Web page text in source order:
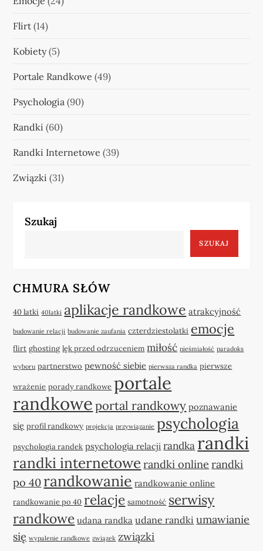
Flirt (14)
Kobiety(5)
Portale Randkowe (49)
Psychologia (90)
Randki (60)
Randki Internetowe (39)
Związki (31)
Szukaj
SZUKAJ
CHMURA SŁÓW
40 latki 40latki aplikacje randkowe atrakcyjność
budowanie relacji budowanie zaufania czterdziestolatki emocje
flirt ghosting lęk przed odrzuceniem miłość nieśmiałość paradoks
wyboru partnerstwo pewność siebie pierwsza randka pierwsze
wrażenie porady randkowe portale
randkowe portal randkowy poznawanie
się profil randkowy projekcja przywiązanie psychologia
psychologia randek psychologia relacji randka randki
randki internetowe randki online randki
po 40 randkowanie randkowanie online
randkowanie po 40 relacje samotność serwisy
randkowe udana randka udane randki umawianie
się wypalenie randkowe związek związki